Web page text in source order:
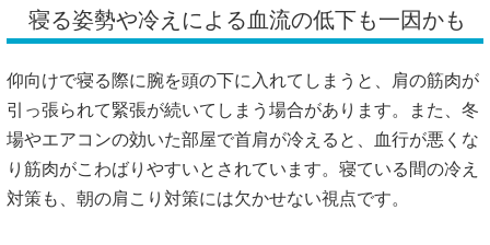
寝る姿勢や冷えによる血流の低下も一因かも
仰向けで寝る際に腕を頭の下に入れてしまうと、肩の筋肉が
引っ張られて緊張が続いてしまう場合があります。また、冬
場やエアコンの効いた部屋で首肩が冷えると、血行が悪くな
り筋肉がこわばりやすいとされています。寝ている間の冷え
対策も、朝の肩こり対策には欠かせない視点です。